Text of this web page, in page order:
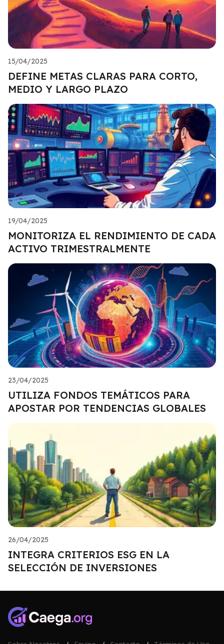
15/04/2025
DEFINE METAS CLARAS PARA CORTO,
MEDIO Y LARGO PLAZO
19/04/2025
MONITORIZA EL RENDIMIENTO DE CADA
ACTIVO TRIMESTRALMENTE
23/04/2025
UTILIZA FONDOS TEMÁTICOS PARA
APOSTAR POR TENDENCIAS GLOBALES
26/04/2025
INTEGRA CRITERIOS ESG EN LA
SELECCIÓN DE INVERSIONES